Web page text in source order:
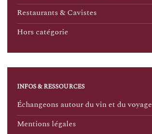
Restaurants & Cavistes
Hors catégorie
INFOS & RESSOURCES
Échangeons autour du vin et du voyage
Mentions légales